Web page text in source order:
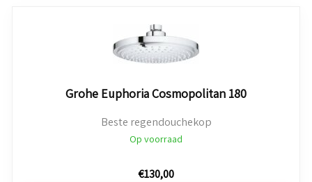
Grohe Euphoria Cosmopolitan 180
Beste regendouchekop
Op voorraad
€130,00